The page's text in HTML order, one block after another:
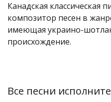
Канадская классическая
композитор песен в
имеющая украино-
происхождение.
Все песни